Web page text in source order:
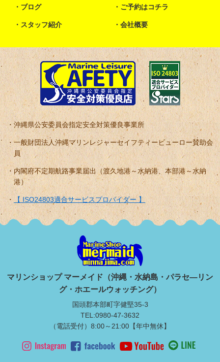
ブログ ご予約はコチラ
スタッフ紹介 会社概要
沖縄県公安委員会指定安全対策優良事業所
一般財団法人沖縄マリンレジャーセイフティービューロー賛助会
員
内閣府不定期航路事業届出（渡久地港～水納港、本部港～水納
港）
【 ISO24803適合サービスプロバイダー 】
マリンショップ マーメイド（沖縄・水納島・パラセ―リン
グ・ホエールウォッチング）
国頭郡本部町字健堅35-3
TEL:0980-47-3632
（電話受付）8:00～21:00【年中無休】